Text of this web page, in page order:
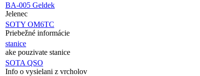
BA-005 Geldek
Jelenec
SOTY OM6TC
Priebežné informácie
stanice
ake pouzivate stanice
SOTA QSO
Info o vysielani z vrcholov